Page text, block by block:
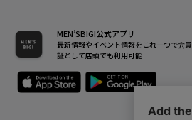
MEN’SBIGI公式アプリ
最新情報やイベント情報をこれ一つで会員
証として店頭でも利用可能